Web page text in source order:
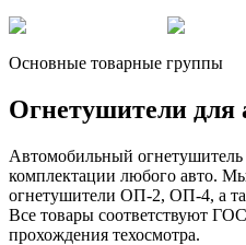
Основные товарные группы
Огнетушители для
Автомобильный
комплектации любого авто.
огнетушители ОП-2, ОП-4, а
Все товары соответствуют
прохождения техосмотра.